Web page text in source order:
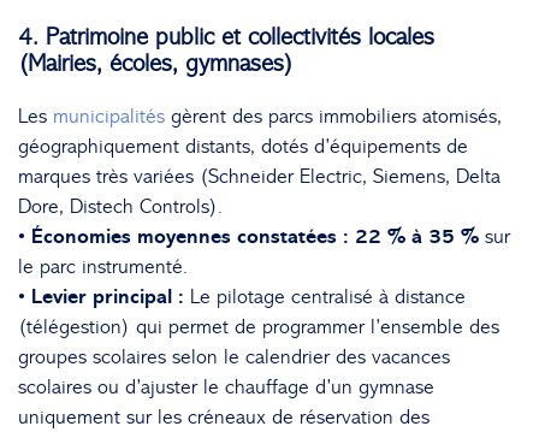
4. Patrimoine public et collectivités locales
(Mairies, écoles, gymnases)
Les municipalités gèrent des parcs immobiliers atomisés,
géographiquement distants, dotés d’équipements de
marques très variées (Schneider Electric, Siemens, Delta
Dore, Distech Controls).
• Économies moyennes constatées : 22 % à 35 % sur
le parc instrumenté.
• Levier principal : Le pilotage centralisé à distance
(télégestion) qui permet de programmer l’ensemble des
groupes scolaires selon le calendrier des vacances
scolaires ou d’ajuster le chauffage d’un gymnase
uniquement sur les créneaux de réservation des